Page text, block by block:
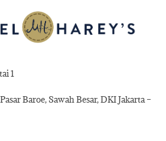
1
Baroe, Sawah Besar, DKI Jakarta –